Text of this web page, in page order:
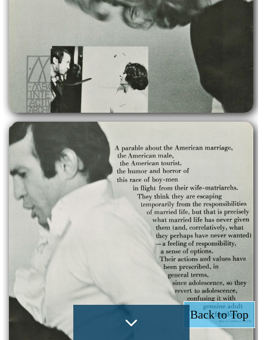
Back to Top